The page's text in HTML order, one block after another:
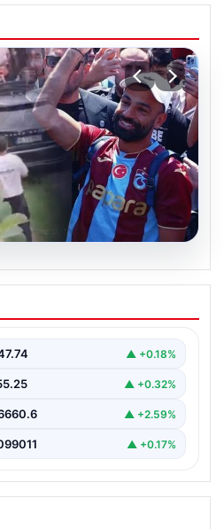
Mohamed Salah’a
Gülümsetti
için Trabzon'un Araklı…
▲ +0.18%
▲ +0.32%
▲ +2.59%
▲ +0.17%